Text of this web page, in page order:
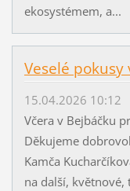
ekosystémem, a...
Veselé pokusy
15.04.2026 10:12
Včera v Bejbáčku
Děkujeme
Kamča
na další, květnové,